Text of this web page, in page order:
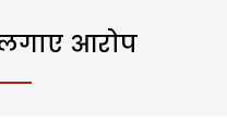
आरोप